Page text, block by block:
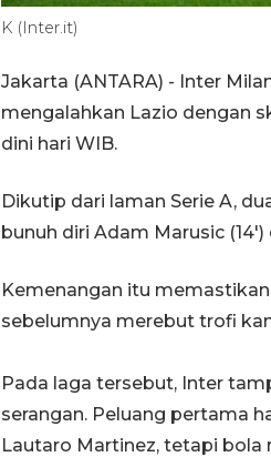
K (Inter.it)
Jakarta (ANTARA) - Inter
mengalahkan Lazio dengan
dini hari WIB.
Dikutip dari laman Serie A,
bunuh diri Adam Marusic
Kemenangan itu
sebelumnya merebut trofi
Pada laga tersebut, Inter
serangan. Peluang pertama
Lautaro Martinez, tetapi bola